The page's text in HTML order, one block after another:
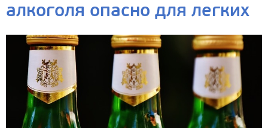
алкоголя опасно для легких